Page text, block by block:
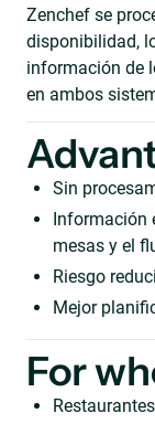
Zenchef se
disponibilidad,
información de
en ambos
Sin
Información
mesas y el
Riesgo
Mejor
For